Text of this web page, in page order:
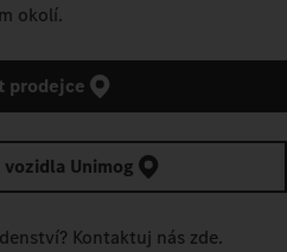
okolí.
prodejce
Unimog
Kontaktuj nás zde.